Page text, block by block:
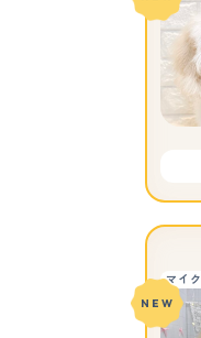
マイ
NEW